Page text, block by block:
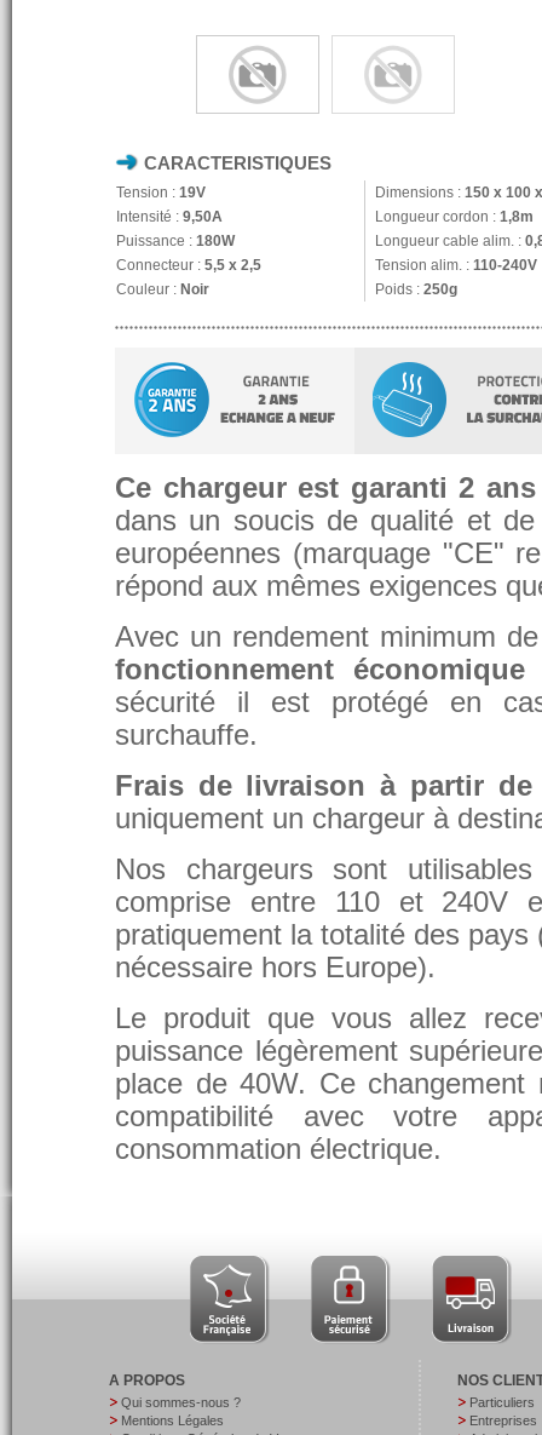
CARACTERISTIQUES
Tension : 19V Dimensions : 150 x 100
Intensité : 9,50A Longueur cordon : 1,8m
Puissance : 180W Longueur cable alim. :
Connecteur : 5,5 x 2,5 Tension alim. : 110-240V
Couleur : Noir Poids : 250g
Ce chargeur est garanti 2 ans
dans un soucis de qualité et
européennes (marquage "CE"
répond aux mêmes exigences
Avec un rendement minimum
fonctionnement
sécurité il est protégé en
surchauffe.
Frais de livraison à partir de
uniquement un chargeur à
Nos chargeurs sont
comprise entre 110 et 240V
pratiquement la totalité des
nécessaire hors Europe).
Le produit que vous allez
puissance légèrement
place de 40W. Ce
compatibilité avec votre
consommation électrique.
A PROPOS
Qui sommes-nous ?
Mentions Légales
NOS
Particuliers
Entreprises